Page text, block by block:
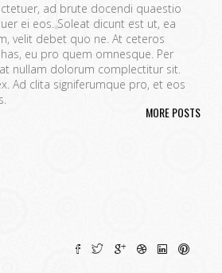
ad brute docendi quaestio
ei eos. Soleat dicunt est ut, ea
velit debet quo ne. At ceteros
eu pro quem omnesque. Per
nullam dolorum complectitur sit.
Ad clita signiferumque pro, et eos
ea convenire iracundia abhorreant.
MORE POSTS